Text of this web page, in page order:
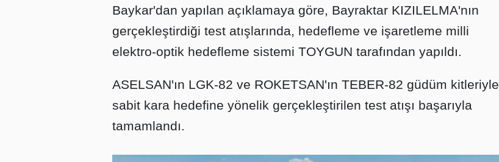
Baykar'dan yapılan açıklamaya göre, Bayraktar KIZILELMA'nın
gerçekleştirdiği test atışlarında, hedefleme ve işaretleme milli
elektro-optik hedefleme sistemi TOYGUN tarafından yapıldı.
ASELSAN'ın LGK-82 ve ROKETSAN'ın TEBER-82 güdüm kitleriyle
sabit kara hedefine yönelik gerçekleştirilen test atışı başarıyla
tamamlandı.